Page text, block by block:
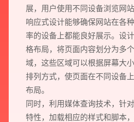
展，用户使用不同设备浏览网
响应式设计能够确保网站在各
率的设备上都能良好展示。设
格布局，将页面内容划分为多
域，这些区域可以根据屏幕大
排列方式，使页面在不同设备
布局。
同时，利用媒体查询技术，针
特性，加载相应的样式和脚本